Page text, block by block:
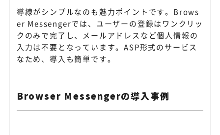
導線がシンプルなのも魅力ポイントです。Brows
er Messengerでは、ユーザーの登録はワンクリッ
クのみで完了し、メールアドレスなど個人情報の
入力は不要となっています。ASP形式のサービス
なため、導入も簡単です。
Browser Messengerの導入事例